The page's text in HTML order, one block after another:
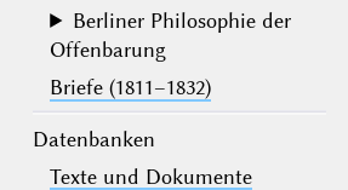
Berliner Philosophie der
Offenbarung
Briefe (1811–1832)
Datenbanken
Texte und Dokumente